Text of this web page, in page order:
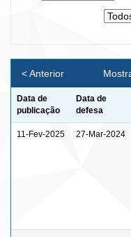
< Anterior
Data de
publicação
Data de
defesa
11-Fev-2025 27-Mar-2024